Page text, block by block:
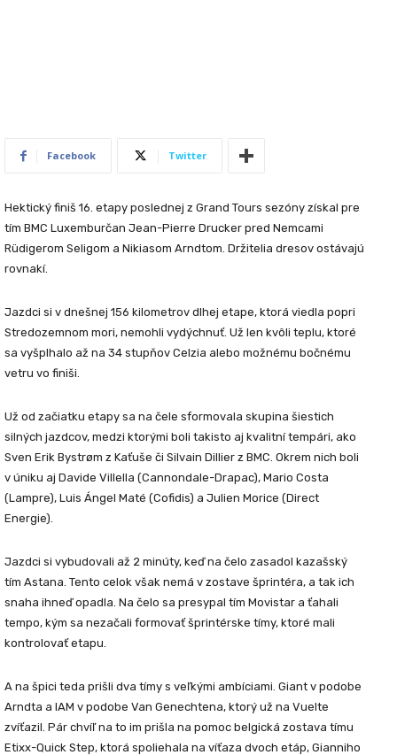
Facebook Twitter
Hektický finiš 16. etapy poslednej z Grand Tours sezóny získal pre
tím BMC Luxemburčan Jean-Pierre Drucker pred Nemcami
Rüdigerom Seligom a Nikiasom Arndtom. Držitelia dresov ostávajú
rovnakí.
Jazdci si v dnešnej 156 kilometrov dlhej etape, ktorá viedla popri
Stredozemnom mori, nemohli vydýchnuť. Už len kvôli teplu, ktoré
sa vyšplhalo až na 34 stupňov Celzia alebo možnému bočnému
vetru vo finiši.
Už od začiatku etapy sa na čele sformovala skupina šiestich
silných jazdcov, medzi ktorými boli takisto aj kvalitní tempári, ako
Sven Erik Bystrøm z Kaťuše či Silvain Dillier z BMC. Okrem nich boli
v úniku aj Davide Villella (Cannondale-Drapac), Mario Costa
(Lampre), Luis Ángel Maté (Cofidis) a Julien Morice (Direct
Energie).
Jazdci si vybudovali až 2 minúty, keď na čelo zasadol kazašský
tím Astana. Tento celok však nemá v zostave šprintéra, a tak ich
snaha ihneď opadla. Na čelo sa presypal tím Movistar a ťahali
tempo, kým sa nezačali formovať šprintérske tímy, ktoré mali
kontrolovať etapu.
A na špici teda prišli dva tímy s veľkými ambíciami. Giant v podobe
Arndta a IAM v podobe Van Genechtena, ktorý už na Vuelte
zvíťazil. Pár chvíľ na to im prišla na pomoc belgická zostava tímu
Etixx-Quick Step, ktorá spoliehala na víťaza dvoch etáp, Gianniho